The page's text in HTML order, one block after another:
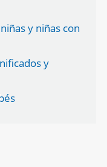
y niñas con
y